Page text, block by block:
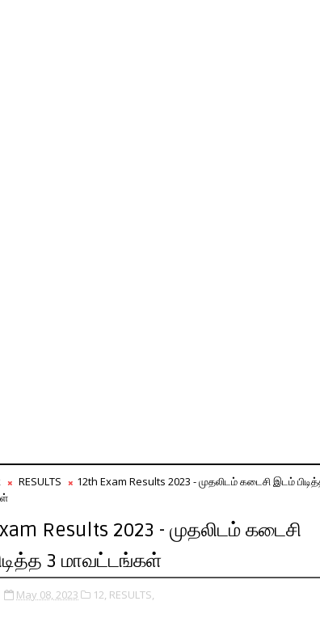
RESULTS
12th Exam Results 2023 - முதலிடம் கடைசி இடம்
Results 2023 - முதலிடம் கடைசி
3 மாவட்டங்கள்
May 08, 2023 12, RESULTS,